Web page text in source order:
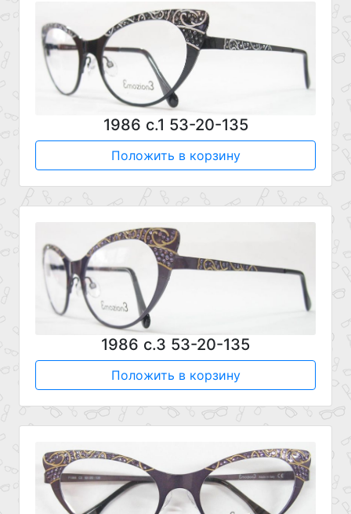
1986 с.1 53-20-135
Положить в корзину
1986 с.3 53-20-135
Положить в корзину